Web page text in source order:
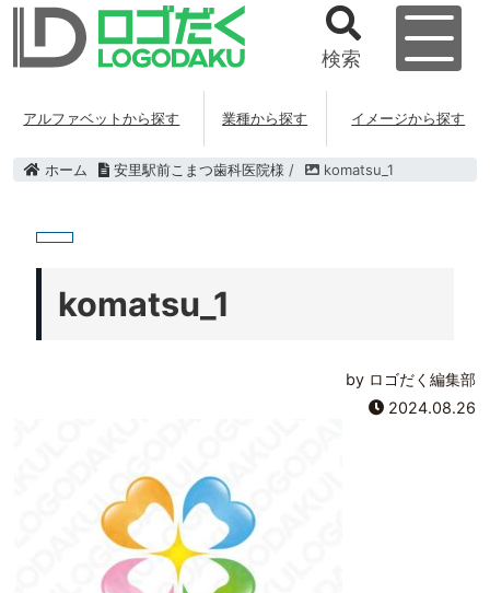
検索
アルファベットから探す 業種から探す イメージから探す
ホーム 安里駅前こまつ歯科医院様 / komatsu_1
komatsu_1
by ロゴだく編集部
2024.08.26